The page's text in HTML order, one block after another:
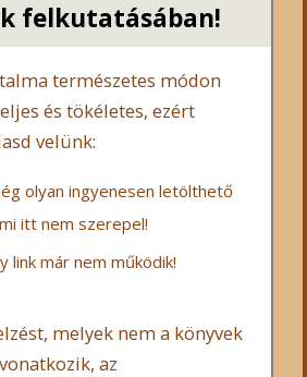
felkutatásában!
természetes módon
és tökéletes, ezért
velünk:
olyan ingyenesen letölthető
itt nem szerepel!
link már nem működik!
melyek nem a könyvek
az